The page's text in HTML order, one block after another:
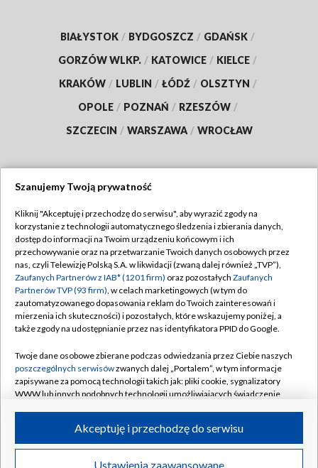
BIAŁYSTOK / BYDGOSZCZ / GDAŃSK /
GORZÓW WLKP. / KATOWICE / KIELCE /
KRAKÓW / LUBLIN / ŁÓDŹ / OLSZTYN /
OPOLE / POZNAŃ / RZESZÓW /
SZCZECIN / WARSZAWA / WROCŁAW
TVP
Abonament TVP
Emisja w TVP
Centrum informacji TVP
Naziemna Telewizja Cyfrowa
Rada Programowa
System NOS
Informacje o nadawcy
Program dla prasy
Regulamin TVP
Polityka prywatności
Moje zgody
Pomoc
Kontakt
Kanały
©2026 Telewizja Polska S.A. w likwidacji
Szanujemy Twoją prywatność
Kliknij "Akceptuję i przechodzę do serwisu", aby wyrazić zgody na
korzystanie z technologii automatycznego śledzenia i zbierania danych,
dostęp do informacji na Twoim urządzeniu końcowym i ich
przechowywanie oraz na przetwarzanie Twoich danych osobowych przez
nas, czyli Telewizję Polską S.A. w likwidacji (zwaną dalej również „TVP”),
Zaufanych Partnerów z IAB* (1201 firm) oraz pozostałych Zaufanych
Partnerów TVP (93 firm), w celach marketingowych (w tym do
zautomatyzowanego dopasowania reklam do Twoich zainteresowań i
mierzenia ich skuteczności) i pozostałych, które wskazujemy poniżej, a
także zgody na udostępnianie przez nas identyfikatora PPID do Google.
Twoje dane osobowe zbierane podczas odwiedzania przez Ciebie naszych
poszczególnych serwisówzwanych dalej „Portalem”, w tym informacje
zapisywane za pomocą technologii takich jak: pliki cookie, sygnalizatory
WWW lub innych podobnych technologii umożliwiających świadczenie
ruchu w Internecie.
Twoje dane osobowe zbierane podczas odwiedzania przez Ciebie
Ustawienia zaawansowane
Akceptuję i przechodzę do serwisu